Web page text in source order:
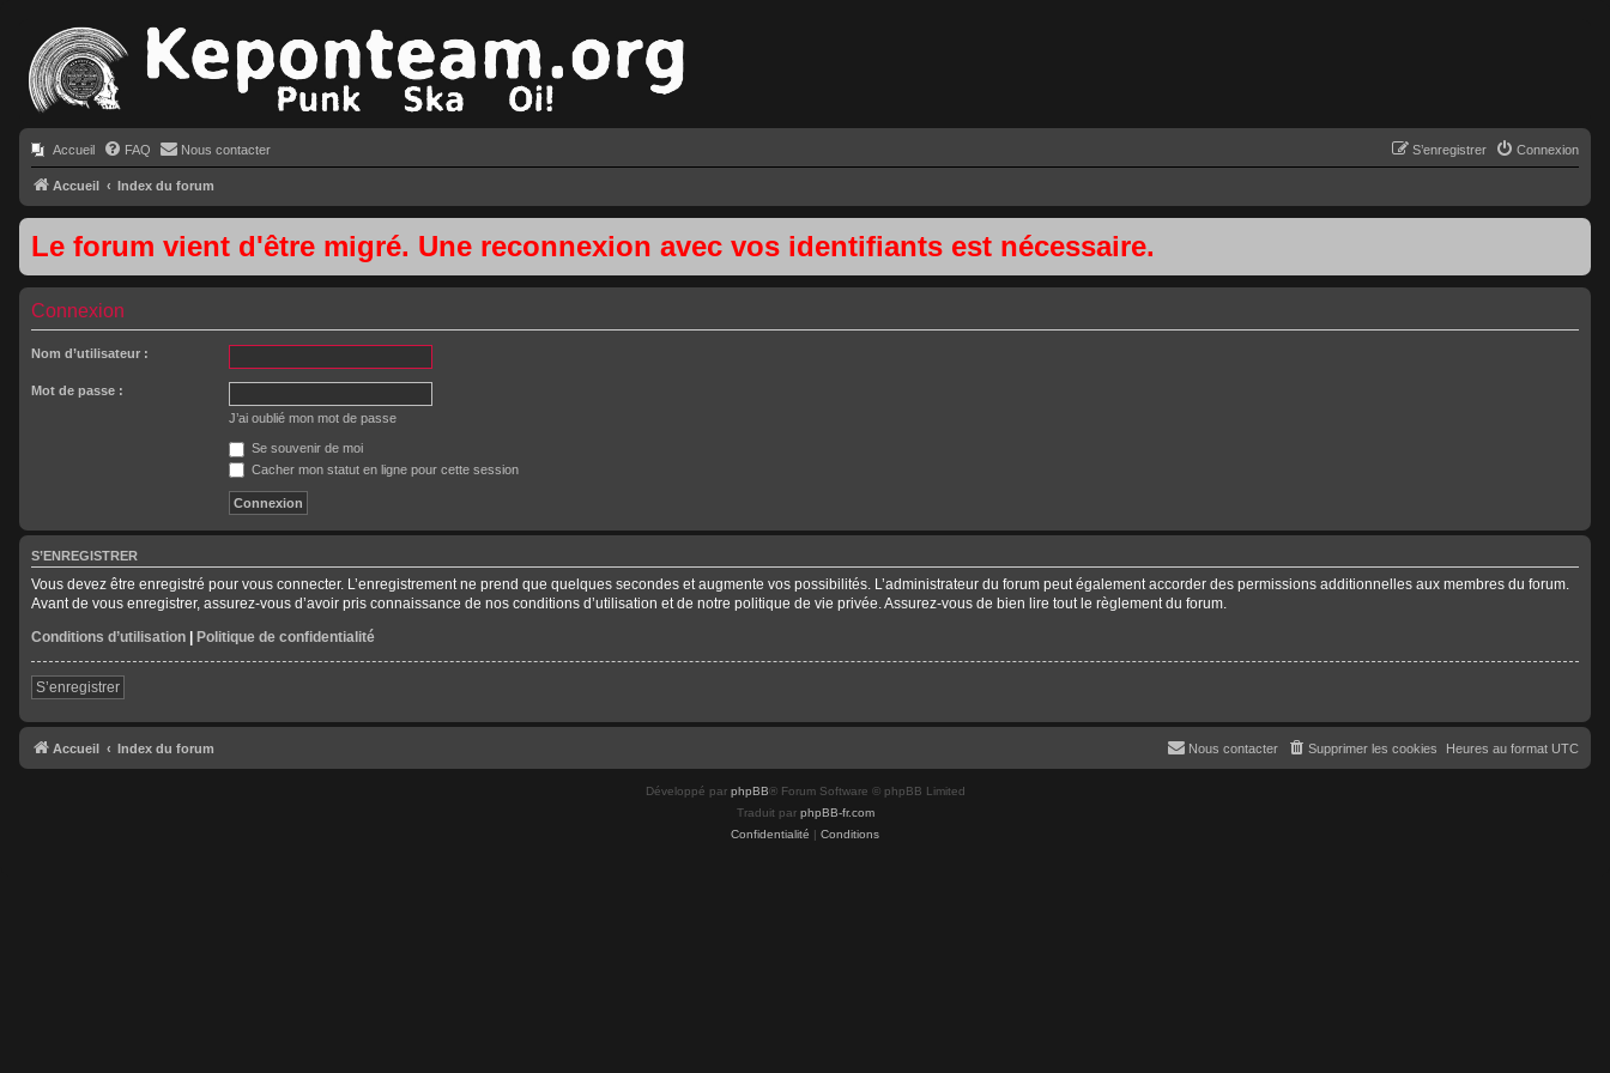
Accueil FAQ Nous contacter Connexion
S’enregistrer
Accueil Index du forum
Le forum vient d'être migré. Une reconnexion avec vos identifiants est nécessaire.
Connexion
Nom d’utilisateur :
Mot de passe :
J’ai oublié mon mot de passe
Se souvenir de moi
Cacher mon statut en ligne pour cette session
S’ENREGISTRER
Vous devez être enregistré pour vous connecter. L’enregistrement ne prend que quelques secondes et augmente vos possibilités. L’administrateur du forum peut également accorder des permissions additionnelles aux membres du forum.
Avant de vous enregistrer, assurez-vous d’avoir pris connaissance de nos conditions d’utilisation et de notre politique de vie privée. Assurez-vous de bien lire tout le règlement du forum.
Conditions d’utilisation | Politique de confidentialité
S’enregistrer
Accueil Index du forum Heures au format UTC
Supprimer les cookies
Nous contacter
Développé par phpBB® Forum Software © phpBB Limited
Traduit par phpBB-fr.com
Confidentialité | Conditions